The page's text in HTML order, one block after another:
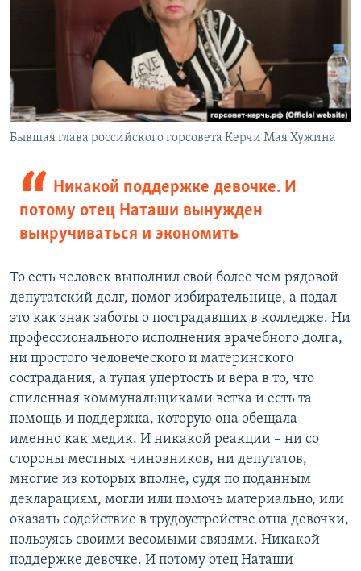
Бывшая глава российского горсовета Керчи Мая Хужина
Никакой поддержке девочке. И
потому отец Наташи вынужден
выкручиваться и экономить
То есть человек выполнил свой более чем рядовой
депутатский долг, помог избирательнице, а подал
это как знак заботы о пострадавших в колледже. Ни
профессионального исполнения врачебного долга,
ни простого человеческого и материнского
сострадания, а тупая упертость и вера в то, что
спиленная коммунальщиками ветка и есть та
помощь и поддержка, которую она обещала
именно как медик. И никакой реакции – ни со
стороны местных чиновников, ни депутатов,
многие из которых вполне, судя по поданным
декларациям, могли или помочь материально, или
оказать содействие в трудоустройстве отца девочки,
пользуясь своими весомыми связями. Никакой
поддержке девочке. И потому отец Наташи